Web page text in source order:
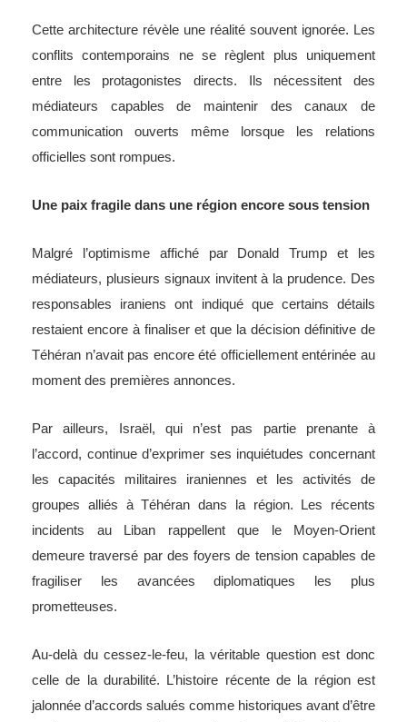
Cette architecture révèle une réalité souvent ignorée. Les
conflits contemporains ne se règlent plus uniquement
entre les protagonistes directs. Ils nécessitent des
médiateurs capables de maintenir des canaux de
communication ouverts même lorsque les relations
officielles sont rompues.
Une paix fragile dans une région encore sous tension
Malgré l’optimisme affiché par Donald Trump et les
médiateurs, plusieurs signaux invitent à la prudence. Des
responsables iraniens ont indiqué que certains détails
restaient encore à finaliser et que la décision définitive de
Téhéran n’avait pas encore été officiellement entérinée au
moment des premières annonces.
Par ailleurs, Israël, qui n’est pas partie prenante à
l’accord, continue d’exprimer ses inquiétudes concernant
les capacités militaires iraniennes et les activités de
groupes alliés à Téhéran dans la région. Les récents
incidents au Liban rappellent que le Moyen-Orient
demeure traversé par des foyers de tension capables de
fragiliser les avancées diplomatiques les plus
prometteuses.
Au-delà du cessez-le-feu, la véritable question est donc
celle de la durabilité. L’histoire récente de la région est
jalonnée d’accords salués comme historiques avant d’être